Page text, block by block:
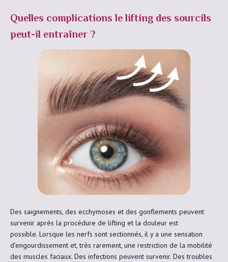
Quelles complications le lifting des sourcils
peut-il entraîner ?
Des saignements, des ecchymoses et des gonflements peuvent
survenir après la procédure de lifting et la douleur est
possible. Lorsque les nerfs sont sectionnés, il y a une sensation
d’engourdissement et, très rarement, une restriction de la mobilité
des muscles faciaux. Des infections peuvent survenir. Des troubles